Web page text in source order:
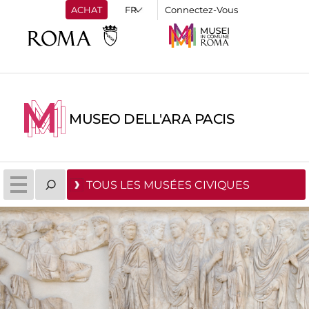
ACHAT Connectez-Vous
MUSEO DELL'ARA PACIS
TOUS LES MUSÉES CIVIQUES